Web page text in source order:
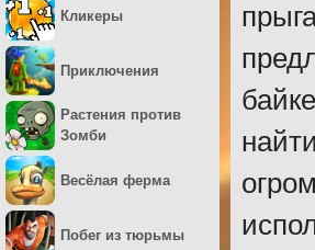
Кликеры
Приключения
Растения против
Зомби
Весёлая ферма
Побег из тюрьмы